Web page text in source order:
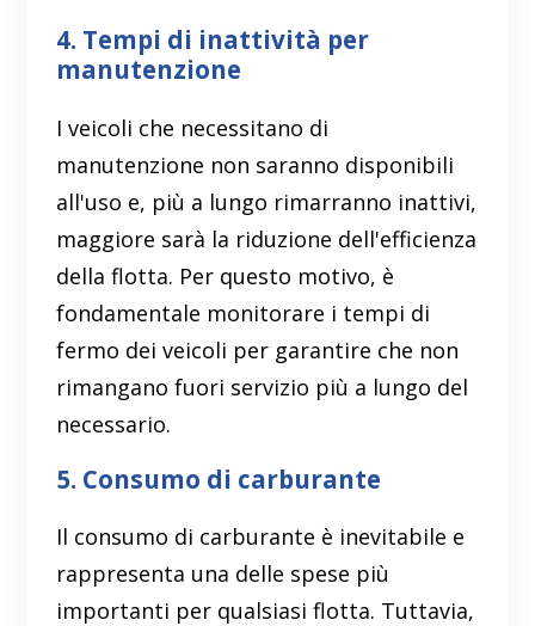
4. Tempi di inattività per
manutenzione
I veicoli che necessitano di
manutenzione non saranno disponibili
all'uso e, più a lungo rimarranno inattivi,
maggiore sarà la riduzione dell'efficienza
della flotta. Per questo motivo, è
fondamentale monitorare i tempi di
fermo dei veicoli per garantire che non
rimangano fuori servizio più a lungo del
necessario.
5. Consumo di carburante
Il consumo di carburante è inevitabile e
rappresenta una delle spese più
importanti per qualsiasi flotta. Tuttavia,